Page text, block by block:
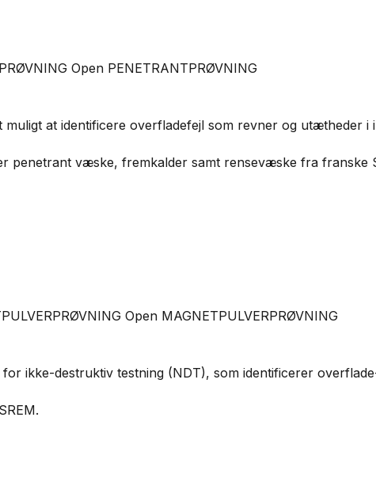
Open PENETRANTPRØVNING
at identificere overfladefejl som revner og utætheder
penetrant væske, fremkalder samt rensevæske fra franske
Open MAGNETPULVERPRØVNING
ikke-destruktiv testning (NDT), som identificerer